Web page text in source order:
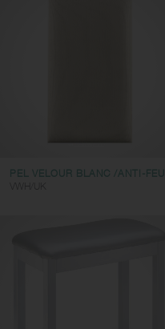
PEL VELOUR BLANC /ANTI-FEU